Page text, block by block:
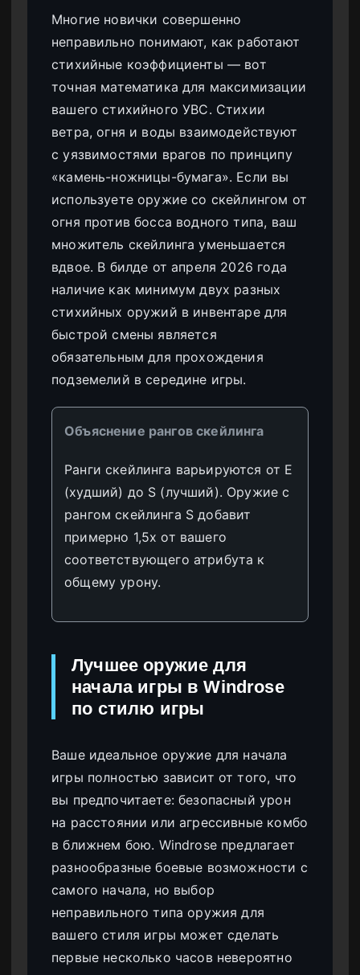
Многие новички совершенно
неправильно понимают, как работают
стихийные коэффициенты — вот
точная математика для максимизации
вашего стихийного УВС. Стихии
ветра, огня и воды взаимодействуют
с уязвимостями врагов по принципу
«камень-ножницы-бумага». Если вы
используете оружие со скейлингом от
огня против босса водного типа, ваш
множитель скейлинга уменьшается
вдвое. В билде от апреля 2026 года
наличие как минимум двух разных
стихийных оружий в инвентаре для
быстрой смены является
обязательным для прохождения
подземелий в середине игры.
Объяснение рангов скейлинга
Ранги скейлинга варьируются от E
(худший) до S (лучший). Оружие с
рангом скейлинга S добавит
примерно 1,5x от вашего
соответствующего атрибута к
общему урону.
Лучшее оружие для
начала игры в Windrose
по стилю игры
Ваше идеальное оружие для начала
игры полностью зависит от того, что
вы предпочитаете: безопасный урон
на расстоянии или агрессивные комбо
в ближнем бою. Windrose предлагает
разнообразные боевые возможности с
самого начала, но выбор
неправильного типа оружия для
вашего стиля игры может сделать
первые несколько часов невероятно